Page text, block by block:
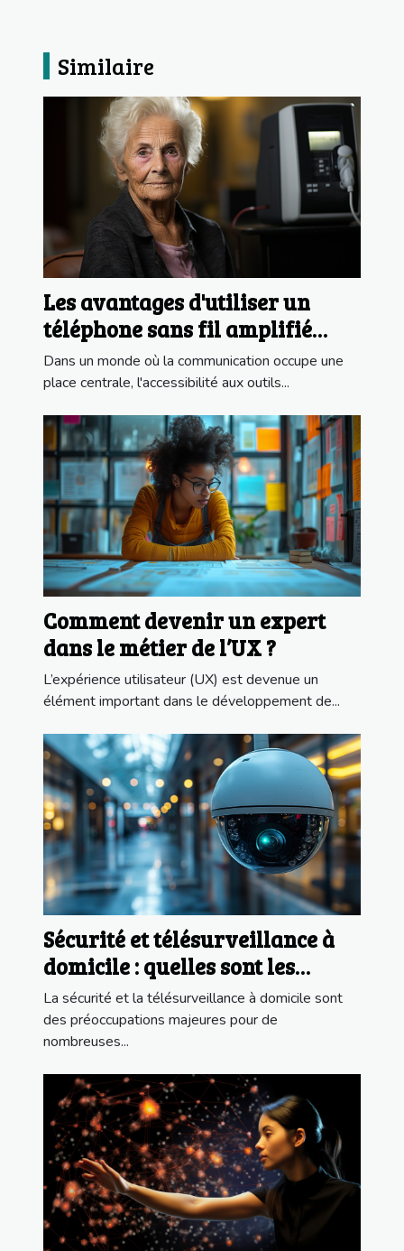
Similaire
Les avantages d'utiliser un
téléphone sans fil amplifié
pour les seniors et les
personnes malentendantes
Dans un monde où la communication occupe une
place centrale, l'accessibilité aux outils...
Comment devenir un expert
dans le métier de l’UX ?
L’expérience utilisateur (UX) est devenue un
élément important dans le développement de...
Sécurité et télésurveillance à
domicile : quelles sont les
nouvelles avancées
technologiques ?
La sécurité et la télésurveillance à domicile sont
des préoccupations majeures pour de
nombreuses...